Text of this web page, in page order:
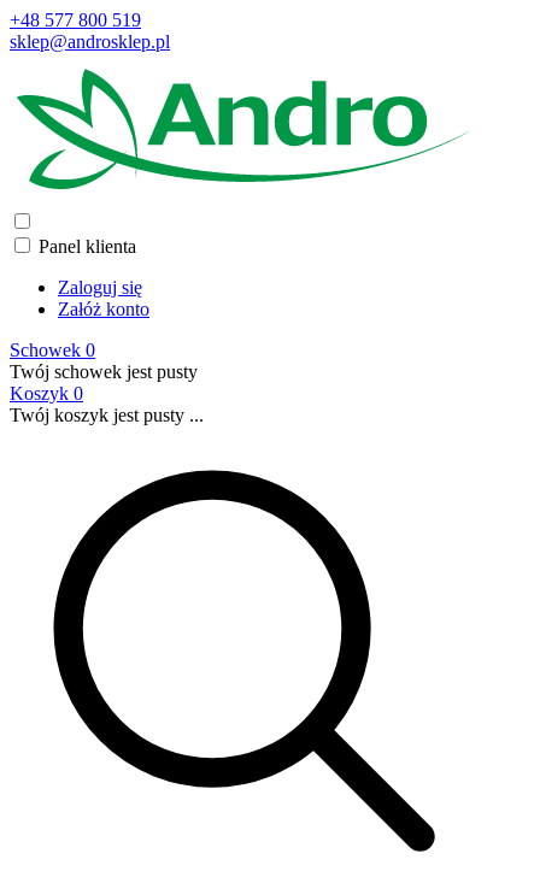
+48 577 800 519
sklep@androsklep.pl
Panel klienta
Zaloguj się
Załóż konto
Schowek 0
Twój schowek jest pusty
Koszyk 0
Twój koszyk jest pusty ...